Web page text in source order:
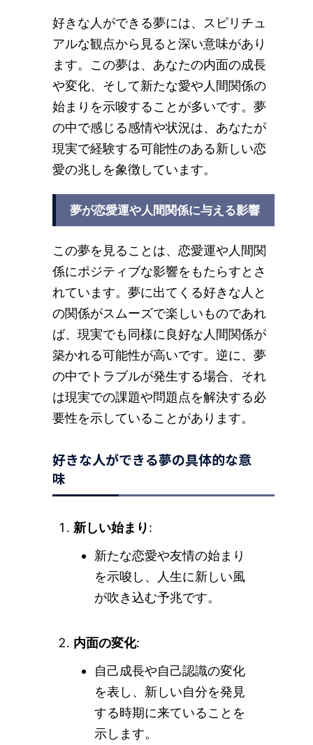
好きな人ができる夢には、スピリチュ
アルな観点から見ると深い意味があり
ます。この夢は、あなたの内面の成長
や変化、そして新たな愛や人間関係の
始まりを示唆することが多いです。夢
の中で感じる感情や状況は、あなたが
現実で経験する可能性のある新しい恋
愛の兆しを象徴しています。
夢が恋愛運や人間関係に与える影響
この夢を見ることは、恋愛運や人間関
係にポジティブな影響をもたらすとさ
れています。夢に出てくる好きな人と
の関係がスムーズで楽しいものであれ
ば、現実でも同様に良好な人間関係が
築かれる可能性が高いです。逆に、夢
の中でトラブルが発生する場合、それ
は現実での課題や問題点を解決する必
要性を示していることがあります。
好きな人ができる夢の具体的な意
味
新しい始まり:
新たな恋愛や友情の始まり
を示唆し、人生に新しい風
が吹き込む予兆です。
内面の変化:
自己成長や自己認識の変化
を表し、新しい自分を発見
する時期に来ていることを
示します。